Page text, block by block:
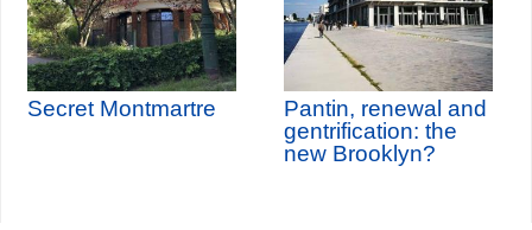
Secret Montmartre
Pantin, renewal and
gentrification: the
new Brooklyn?